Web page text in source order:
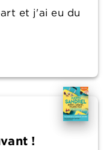
et j'ai eu du
!